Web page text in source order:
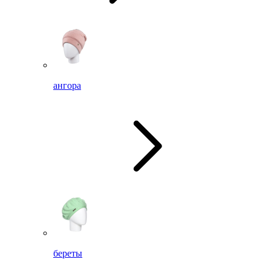
ангора
береты